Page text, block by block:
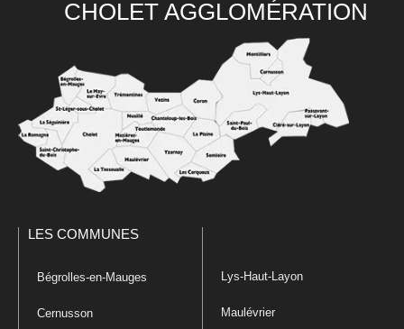
CHOLET AGGLOMÉRATION
LES COMMUNES
Bégrolles-en-Mauges
Cernusson
Lys-Haut-Layon
Maulévrier